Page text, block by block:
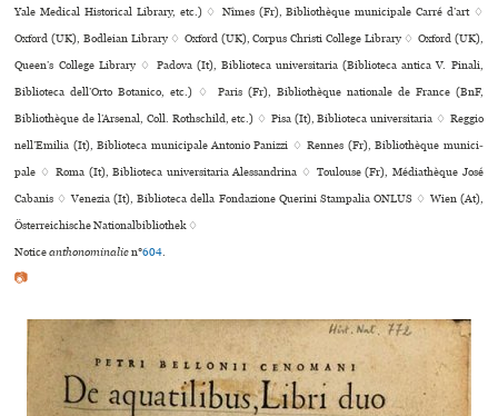
Yale Medical Historical Library, etc.) ♢ Nîmes (Fr), Bibliothèque muni­ci­pale Carré d’art ♢
Oxford (UK), Bodleian Library ♢ Oxford (UK), Corpus Christi College Library ♢ Oxford (UK),
Queen’s College Library ♢ Padova (It), Biblioteca uni­ver­si­ta­ria (Biblioteca antica V. Pinali,
Biblioteca dell’Orto Botanico, etc.) ♢ Paris (Fr), Bibliothèque nationale de France (BnF,
Bibliothèque de l’Arsenal, Coll. Rothschild, etc.) ♢ Pisa (It), Biblioteca uni­ver­si­ta­ria ♢ Reggio
nell’Emilia (It), Biblioteca muni­ci­pale Antonio Panizzi ♢ Rennes (Fr), Bibliothèque muni­ci­
pale ♢ Roma (It), Biblioteca uni­ver­si­ta­ria Alessandrina ♢ Toulouse (Fr), Médiathèque José
Cabanis ♢ Venezia (It), Biblioteca della Fondazione Querini Stampalia ONLUS ♢ Wien (At),
Österreichische Nationalbibliothek ♢
Noticeanthonominalien°604.
📷